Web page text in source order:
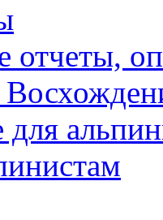
отчеты,